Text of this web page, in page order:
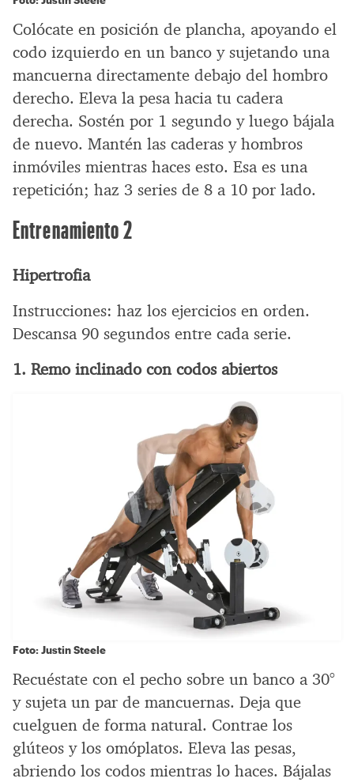
Colócate en posición de plancha, apoyando el
codo izquierdo en un banco y sujetando una
mancuerna directamente debajo del hombro
derecho. Eleva la pesa hacia tu cadera
derecha. Sostén por 1 segundo y luego bájala
de nuevo. Mantén las caderas y hombros
inmóviles mientras haces esto. Esa es una
repetición; haz 3 series de 8 a 10 por lado.
Entrenamiento 2
Hipertrofia
Instrucciones: haz los ejercicios en orden.
Descansa 90 segundos entre cada serie.
1. Remo inclinado con codos abiertos
Foto: Justin Steele
Recuéstate con el pecho sobre un banco a 30°
y sujeta un par de mancuernas. Deja que
cuelguen de forma natural. Contrae los
glúteos y los omóplatos. Eleva las pesas,
abriendo los codos mientras lo haces. Bájalas